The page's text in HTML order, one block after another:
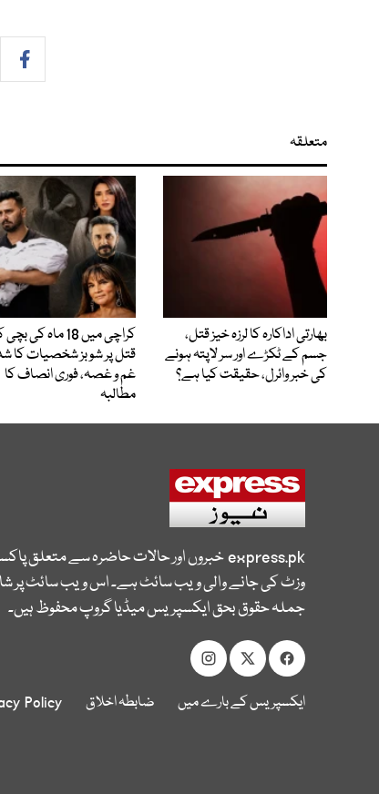
متعلقہ
بھارتی اداکارہ کا لرزہ خیز قتل،
جسم کے ٹکڑے اور سر لاپتہ ہونے
کی خبر وائرل، حقیقت کیا ہے؟
کراچی میں 18 ماہ کی
قتل پر شوبز شخصیات کا
غم و غصہ، فوری انصاف کا
مطالبہ
express.pkخبروں اور حالات حاضرہ سے متعلق
وزٹ کی جانے والی ویب سائٹ ہے۔ اس ویب سائٹ پر
جملہ حقوق بحق ایکسپریس میڈیا گروپ محفوظ ہیں۔
ایکسپریس کے بارے میں ضابطہ اخلاق Policy